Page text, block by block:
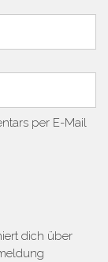
per E-Mail
dich über